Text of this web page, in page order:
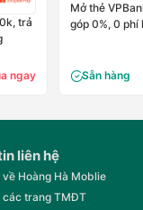
trả
ngay
Mở thẻ
góp 0%, 0 phí
Sẵn hàng
liên hệ
về Hoàng Hà Moblie
các trang TMĐT